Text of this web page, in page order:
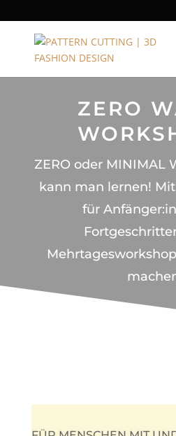
ZERO
ZERO oder MINIMAL
kann man lernen!
für